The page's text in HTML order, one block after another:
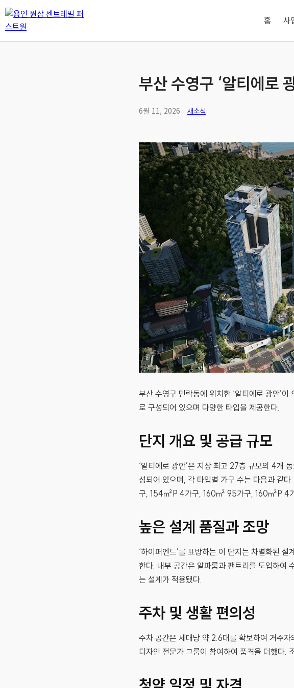
홈 사
부산 수영구 ‘알티에로
6월 11, 2026 새소식
부산 수영구 민락동에 위치한 ‘알티에로 광안’
로 구성되어 있으며 다양한 타입을 제공한다.
단지 개요 및 공급 규모
‘알티에로 광안’은 지상 최고 27층 규모의 4개
성되어 있으며, 각 타입별 가구 수는 다음과
구, 154㎡P 4가구, 160㎡ 95가구, 160㎡P 4
높은 설계 품질과 조망
‘하이퍼엔드’를 표방하는 이 단지는 차별화된
한다. 내부 공간은 알파룸과 팬트리를 도입하여
는 설계가 적용됐다.
주차 및 생활 편의성
주차 공간은 세대당 약 2.6대를 확보하여 거주
디자인 전문가 그룹이 참여하여 품격을 더했다.